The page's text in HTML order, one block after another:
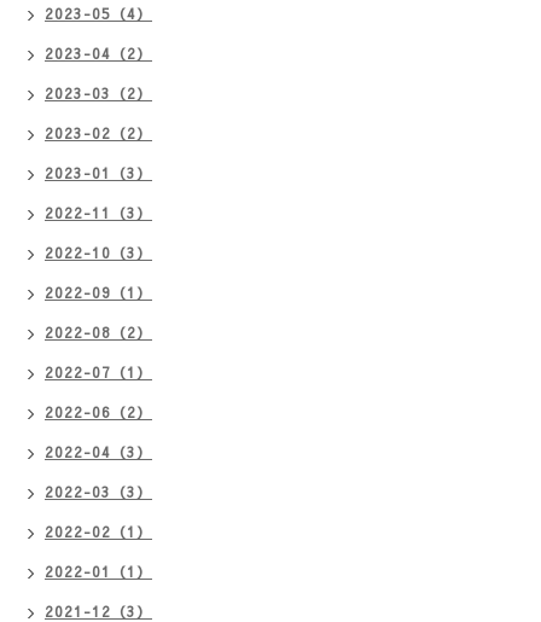
2023-05（4）
2023-04（2）
2023-03（2）
2023-02（2）
2023-01（3）
2022-11（3）
2022-10（3）
2022-09（1）
2022-08（2）
2022-07（1）
2022-06（2）
2022-04（3）
2022-03（3）
2022-02（1）
2022-01（1）
2021-12（3）